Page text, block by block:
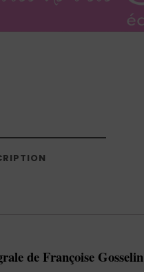
de Françoise Gosselin